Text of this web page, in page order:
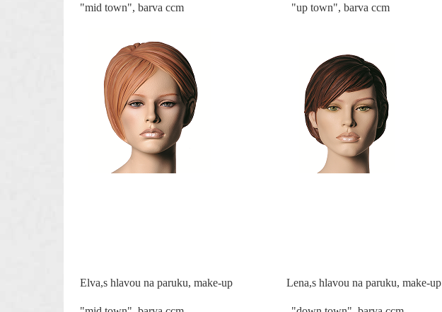
"mid town", barva ccm "up town", barva ccm
Elva,s hlavou na paruku, make-up Lena,s hlavou na paruku, make-up